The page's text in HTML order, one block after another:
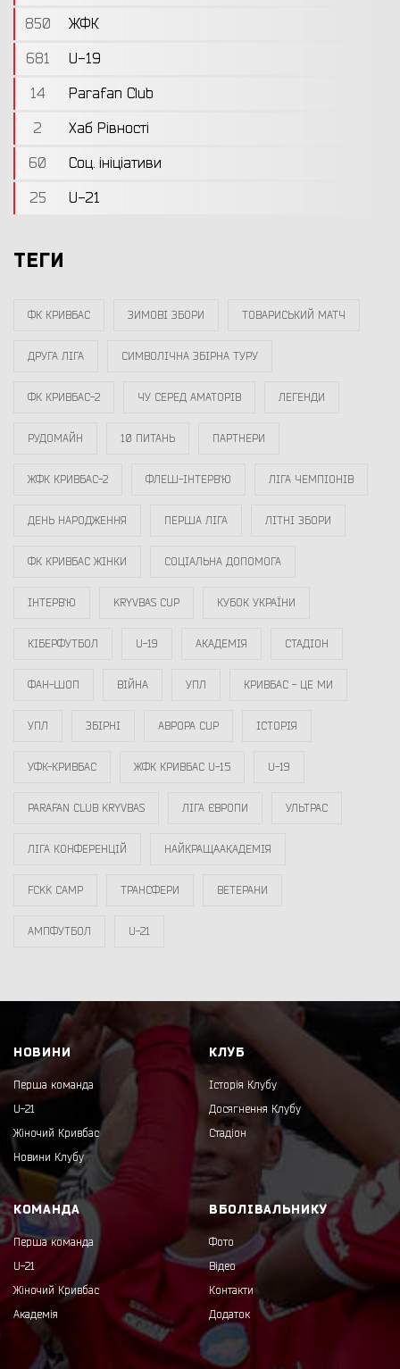
850
ЖФК
681
U-19
14
Parafan Club
2
Хаб Рівності
60
Соц. ініціативи
25
U-21
ТЕГИ
ФК КРИВБАС ЗИМОВІ ЗБОРИ ТОВАРИСЬКИЙ МАТЧ
ДРУГА ЛІГА СИМВОЛІЧНА ЗБІРНА ТУРУ
ФК КРИВБАС-2 ЧУ СЕРЕД АМАТОРІВ ЛЕГЕНДИ
РУДОМАЙН 10 ПИТАНЬ ПАРТНЕРИ
ЖФК КРИВБАС-2 ФЛЕШ-ІНТЕРВ`Ю ЛІГА ЧЕМПІОНІВ
ДЕНЬ НАРОДЖЕННЯ ПЕРША ЛІГА ЛІТНІ ЗБОРИ
ФК КРИВБАС ЖІНКИ СОЦІАЛЬНА ДОПОМОГА
ІНТЕРВ`Ю KRYVBAS CUP КУБОК УКРАЇНИ
КІБЕРФУТБОЛ U-19 АКАДЕМІЯ СТАДІОН
ФАН-ШОП ВІЙНА УПЛ КРИВБАС - ЦЕ МИ
УПЛ ЗБІРНІ АВРОРА CUP ІСТОРІЯ
УФК-КРИВБАС ЖФК КРИВБАС U-15 U-19
PARAFAN CLUB KRYVBAS ЛІГА ЄВРОПИ УЛЬТРАС
ЛІГА КОНФЕРЕНЦІЙ НАЙКРАЩААКАДЕМІЯ
FCKK CAMP ТРАНСФЕРИ ВЕТЕРАНИ
АМПФУТБОЛ U-21
НОВИНИ
Перша команда
U-21
Жіночий Кривбас
Новини Клубу
КЛУБ
Історія Клубу
Досягнення Клубу
Стадіон
КОМАНДА
Перша команда
U-21
Жіночий Кривбас
Академія
ВБОЛІВАЛЬНИКУ
Фото
Відео
Контакти
Додаток